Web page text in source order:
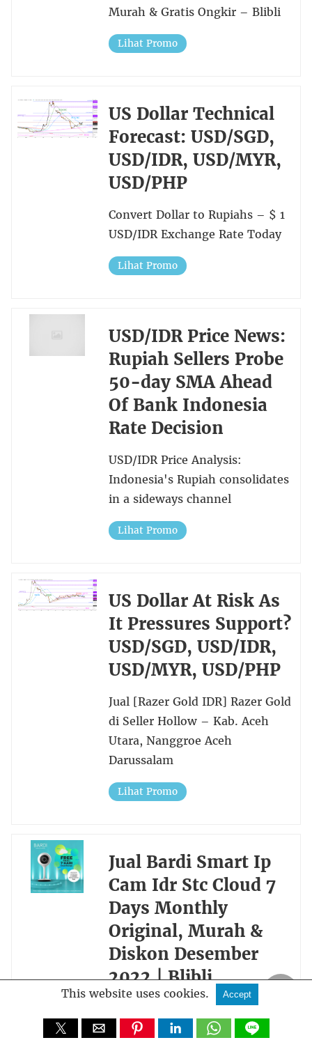
Murah & Gratis Ongkir – Blibli
Lihat Promo
US Dollar Technical
Forecast: USD/SGD,
USD/IDR, USD/MYR,
USD/PHP
Convert Dollar to Rupiahs – $ 1
USD/IDR Exchange Rate Today
Lihat Promo
USD/IDR Price News:
Rupiah Sellers Probe
50-day SMA Ahead
Of Bank Indonesia
Rate Decision
USD/IDR Price Analysis:
Indonesia's Rupiah consolidates
in a sideways channel
Lihat Promo
US Dollar At Risk As
It Pressures Support?
USD/SGD, USD/IDR,
USD/MYR, USD/PHP
Jual [Razer Gold IDR] Razer Gold
di Seller Hollow – Kab. Aceh
Utara, Nanggroe Aceh
Darussalam
Lihat Promo
Jual Bardi Smart Ip
Cam Idr Stc Cloud 7
Days Monthly
Original, Murah &
Diskon Desember
2022 | Blibli
USD Gains on Fed to Add
Pressure, IDR at Support –
This website uses cookies. Accept